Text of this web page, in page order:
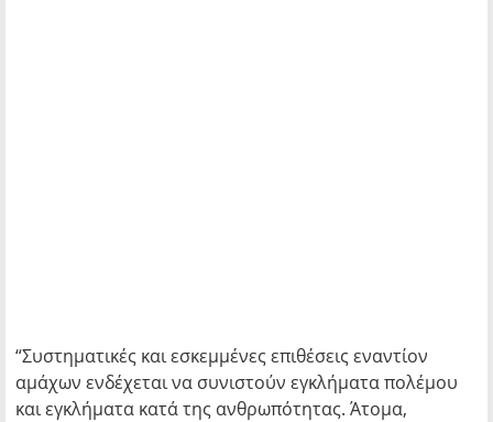
“Συστηματικές και εσκεμμένες επιθέσεις εναντίον
αμάχων ενδέχεται να συνιστούν εγκλήματα πολέμου
και εγκλήματα κατά της ανθρωπότητας. Άτομα,